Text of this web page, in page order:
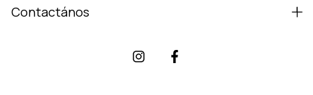
Contactános